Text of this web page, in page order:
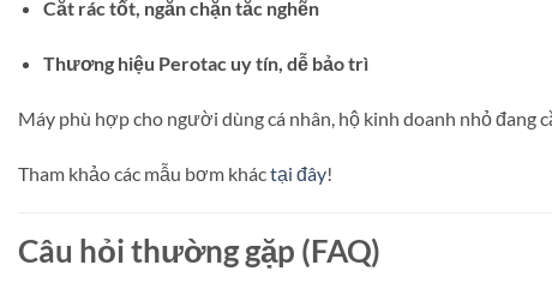
Cắt rác tốt, ngăn chặn tắc nghẽn
Thương hiệu Perotac uy tín, dễ bảo trì
Máy phù hợp cho người dùng cá nhân, hộ kinh doanh nhỏ
Tham khảo các mẫu bơm kháctại đây!
Câu hỏi thường gặp (FAQ)